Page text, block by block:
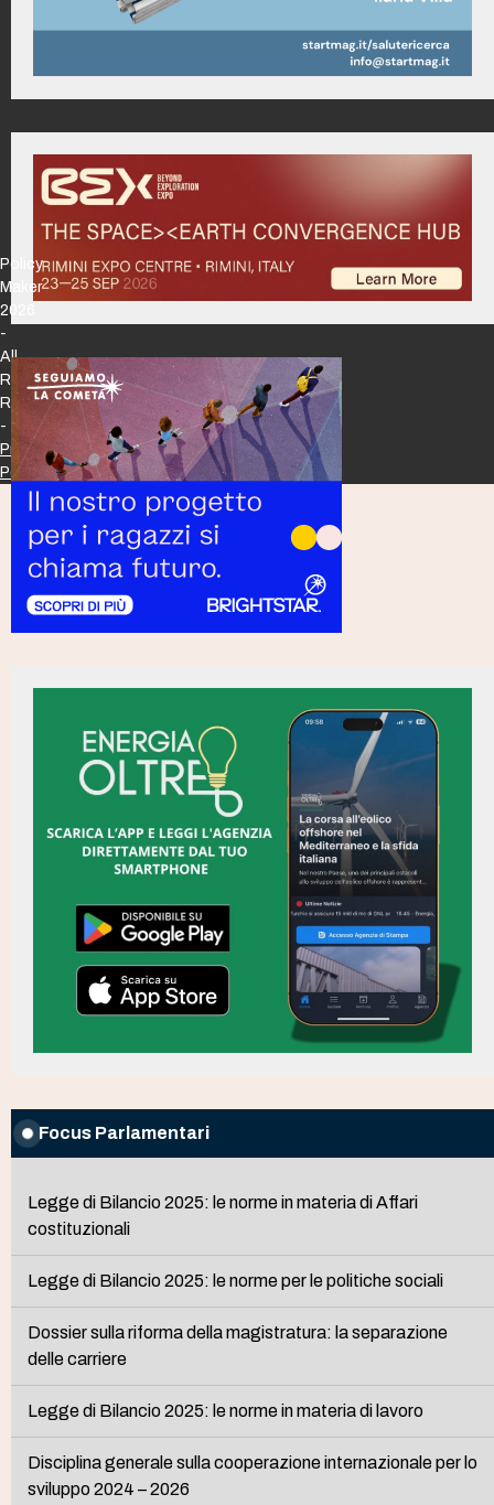
Focus Parlamentari
Legge di Bilancio 2025: le norme in materia di Affari
costituzionali
Legge di Bilancio 2025: le norme per le politiche sociali
Dossier sulla riforma della magistratura: la separazione
delle carriere
Legge di Bilancio 2025: le norme in materia di lavoro
Disciplina generale sulla cooperazione internazionale per lo
sviluppo 2024 – 2026
Policy
Maker
2026
-
All
Rights
Reserved
-
Privacy
Policy